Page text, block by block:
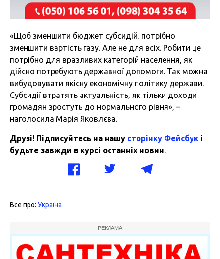
«Щоб зменшити бюджет субсидій, потрібно
зменшити вартість газу. Але не для всіх. Робити це
потрібно для вразливих категорій населення, які
дійсно потребують державної допомоги. Так можна
вибудовувати якісну економічну політику держави.
Субсидії втратять актуальність, як тільки доходи
громадян зростуть до нормального рівня», –
наголосила Марія Яковлєва.
Друзі! Підписуйтесь на нашу сторінку Фейсбук і
будьте завжди в курсі останніх новин.
Все про: Україна
РЕКЛАМА